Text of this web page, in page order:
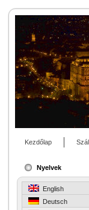
Kezdőlap
Nyelvek
English
Deutsch